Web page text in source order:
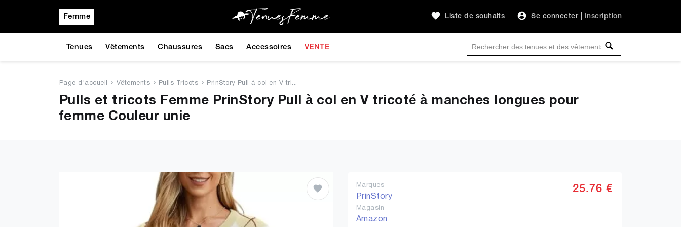
Femme Liste de souhaits Se connecter Inscription
Tenues Vêtements Chaussures Sacs Accessoires VENTE
Page d'accueil Vêtements Pulls Tricots PrinStory Pull à col en V tri...
Pulls et tricots Femme PrinStory Pull à col en V tricoté à manches longues pour
femme Couleur unie
Marques
PrinStory
Magasin
Amazon
25.76 €